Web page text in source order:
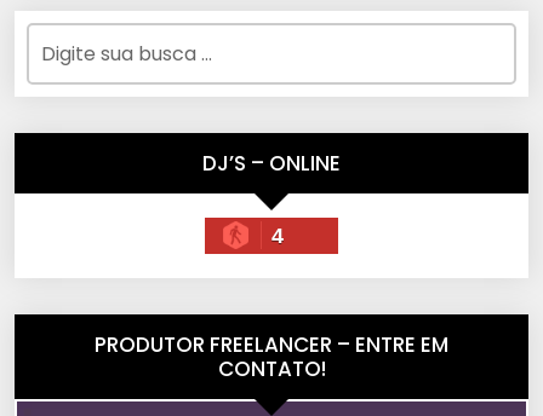
DJ’S – ONLINE
4
PRODUTOR FREELANCER – ENTRE EM
CONTATO!